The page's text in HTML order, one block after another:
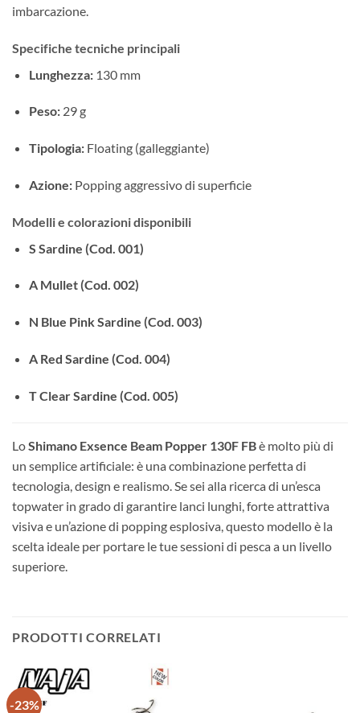
imbarcazione.
Specifiche tecniche principali
Lunghezza:130 mm
Peso:29 g
Tipologia:Floating (galleggiante)
Azione:Popping aggressivo di superficie
Modelli e colorazioni disponibili
S Sardine (Cod. 001)
A Mullet (Cod. 002)
N Blue Pink Sardine (Cod. 003)
A Red Sardine (Cod. 004)
T Clear Sardine (Cod. 005)
LoShimano Exsence Beam Popper 130F FBè molto più di
un semplice artificiale: è una combinazione perfetta di
tecnologia, design e realismo. Se sei alla ricerca di un’esca
topwater in grado di garantire lanci lunghi, forte attrattiva
visiva e un’azione di popping esplosiva, questo modello è la
scelta ideale per portare le tue sessioni di pesca a un livello
superiore.
PRODOTTI CORRELATI
-23%